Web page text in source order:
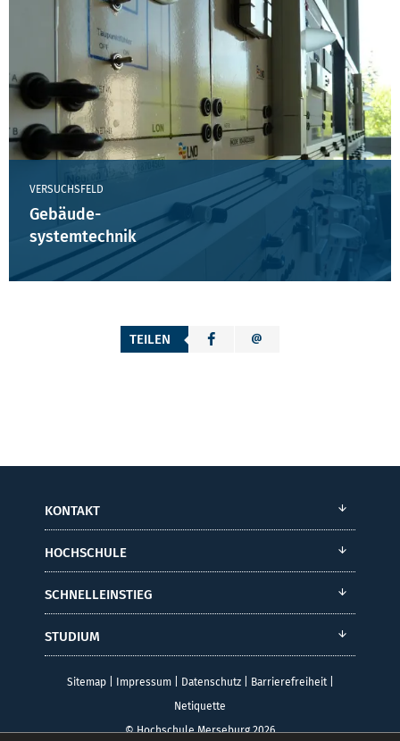
VERSUCHSFELD
Gebäude-
systemtechnik
TEILEN
KONTAKT
HOCHSCHULE
SCHNELLEINSTIEG
STUDIUM
Sitemap| Impressum| Datenschutz| Barrierefreiheit|
Netiquette
© Hochschule Merseburg 2026